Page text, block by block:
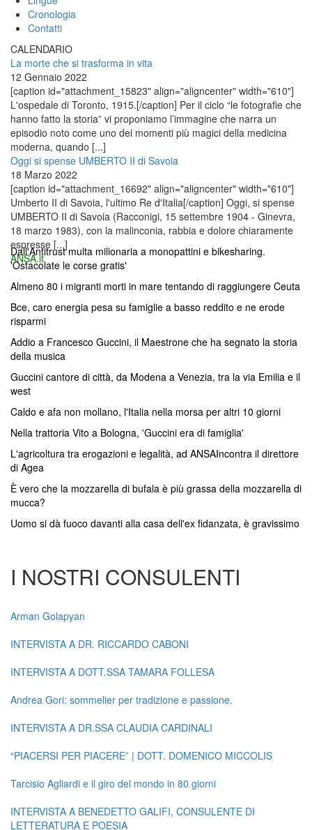
Cronologia
Contatti
CALENDARIO
La morte che si trasforma in vita
12 Gennaio 2022
[caption id="attachment_15823" align="aligncenter" width="610"]
L'ospedale di Toronto, 1915.[/caption] Per il ciclo “le fotografie che
hanno fatto la storia” vi proponiamo l’immagine che narra un
episodio noto come uno dei momenti più magici della medicina
moderna, quando [...]
Oggi si spense UMBERTO II di Savoia
18 Marzo 2022
[caption id="attachment_16692" align="aligncenter" width="610"]
Umberto II di Savoia, l'ultimo Re d'Italia[/caption] Oggi, si spense
UMBERTO II di Savoia (Racconigi, 15 settembre 1904 - Ginevra,
18 marzo 1983), con la malinconia, rabbia e dolore chiaramente
espresse [...]
ANSA.it
Dall'Antitrust multa milionaria a monopattini e bikesharing.
'Ostacolate le corse gratis'
Almeno 80 i migranti morti in mare tentando di raggiungere Ceuta
Bce, caro energia pesa su famiglie a basso reddito e ne erode
risparmi
Addio a Francesco Guccini, il Maestrone che ha segnato la storia
della musica
Guccini cantore di città, da Modena a Venezia, tra la via Emilia e il
west
Caldo e afa non mollano, l'Italia nella morsa per altri 10 giorni
Nella trattoria Vito a Bologna, 'Guccini era di famiglia'
L'agricoltura tra erogazioni e legalità, ad ANSAIncontra il direttore
di Agea
È vero che la mozzarella di bufala è più grassa della mozzarella di
mucca?
Uomo si dà fuoco davanti alla casa dell'ex fidanzata, è gravissimo
I NOSTRI CONSULENTI
Arman Golapyan
INTERVISTA A DR. RICCARDO CABONI
INTERVISTA A DOTT.SSA TAMARA FOLLESA
Andrea Gori: sommelier per tradizione e passione.
INTERVISTA A DR.SSA CLAUDIA CARDINALI
“PIACERSI PER PIACERE” | DOTT. DOMENICO MICCOLIS
Tarcisio Agliardi e il giro del mondo in 80 giorni
INTERVISTA A BENEDETTO GALIFI, CONSULENTE DI
LETTERATURA E POESIA